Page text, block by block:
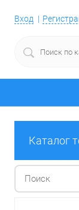
Вход
Каталог